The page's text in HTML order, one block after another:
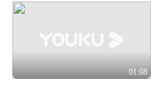
01:08